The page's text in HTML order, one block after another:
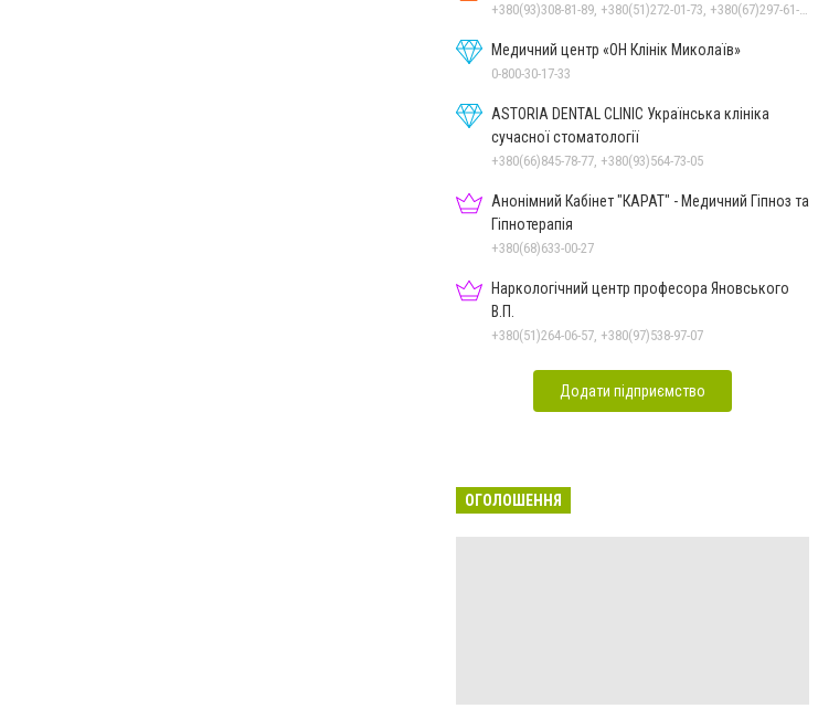
Медичний центр «ОН Клінік Миколаїв»
0-800-30-17-33
ASTORIA DENTAL CLINIC Українська клініка
сучасної стоматології
+380(66)845-78-77, +380(93)564-73-05
Анонімний Кабінет "КАРАТ" - Медичний Гіпноз та
Гіпнотерапія
+380(68)633-00-27
Наркологічний центр професора Яновського
В.П.
+380(51)264-06-57, +380(97)538-97-07
Додати підприємство
ОГОЛОШЕННЯ